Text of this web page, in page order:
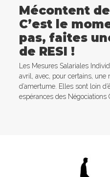
Mécontent de
C’est le
pas, faites
de RESI !
Les Mesures Salariales
avril, avec, pour certains, une
d’amertume. Elles sont loin
espérances des Négociations